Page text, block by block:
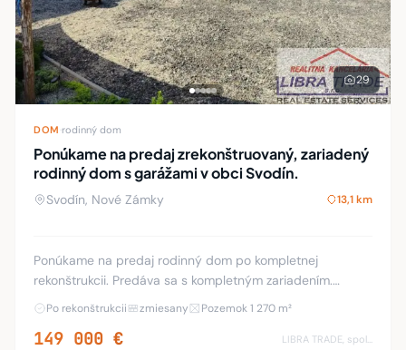
29
DOM rodinný dom
Ponúkame na predaj zrekonštruovaný, zariadený
rodinný dom s garážami v obci Svodín.
Svodín, Nové Zámky 13,1 km
Ponúkame na predaj rodinný dom po kompletnej
rekonštrukcii. Predáva sa s kompletným zariadením.
Nachádza sa na krásnom veľkom, slnečnom pozemku o
výmere 1270 m2, v tichej časti obce a zároveň v cent
Po rekonštrukcii zmiesany Pozemok 1 270 m²
149 000 €